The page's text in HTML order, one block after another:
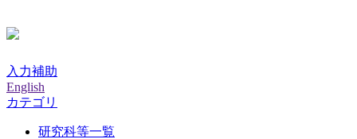
入力補助
English
カテゴリ
研究科等一覧